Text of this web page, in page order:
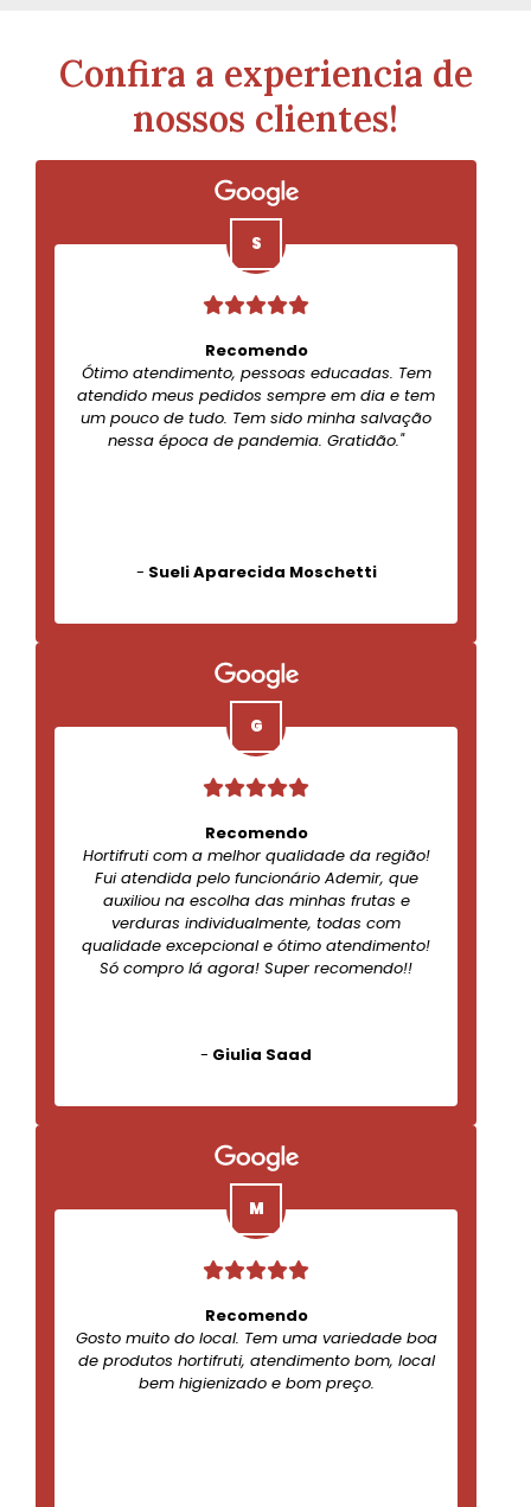
Confira a experiencia de
nossos clientes!
Recomendo
Ótimo atendimento, pessoas educadas. Tem
atendido meus pedidos sempre em dia e tem
um pouco de tudo. Tem sido minha salvação
nessa época de pandemia. Gratidão."
- Sueli Aparecida Moschetti
Recomendo
Hortifruti com a melhor qualidade da região!
Fui atendida pelo funcionário Ademir, que
auxiliou na escolha das minhas frutas e
verduras individualmente, todas com
qualidade excepcional e ótimo atendimento!
Só compro lá agora! Super recomendo!!
- Giulia Saad
Recomendo
Gosto muito do local. Tem uma variedade boa
de produtos hortifruti, atendimento bom, local
bem higienizado e bom preço.